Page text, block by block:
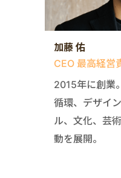
加藤 佑
CEO 最高経営
2015年に創業
循環、デザイ
ル、文化、芸
動を展開。